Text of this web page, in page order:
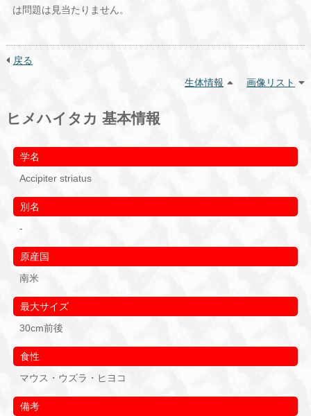
は問題は見当たりません。
戻る
生体情報
画像リスト
ヒメハイタカ 基本情報
学名
Accipiter striatus
別名
-
原産国
南米
最大サイズ
30cm前後
食性
マウス・ウズラ・ヒヨコ
備考